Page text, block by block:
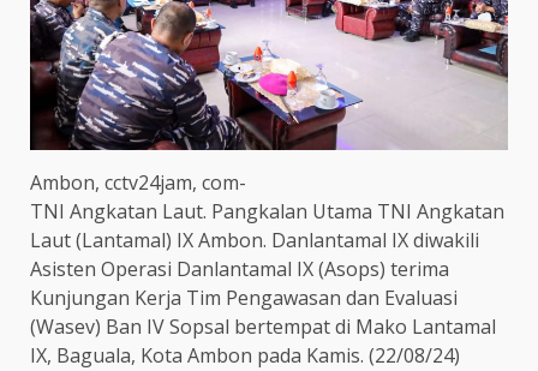
Ambon, cctv24jam, com-
TNI Angkatan Laut. Pangkalan Utama TNI Angkatan
Laut (Lantamal) IX Ambon. Danlantamal IX diwakili
Asisten Operasi Danlantamal IX (Asops) terima
Kunjungan Kerja Tim Pengawasan dan Evaluasi
(Wasev) Ban IV Sopsal bertempat di Mako Lantamal
IX, Baguala, Kota Ambon pada Kamis. (22/08/24)